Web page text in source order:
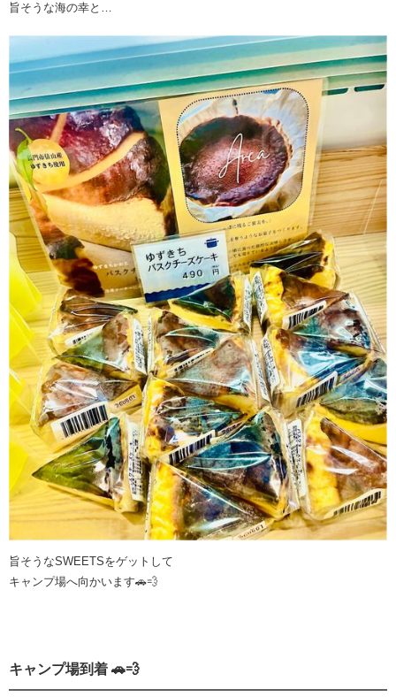
旨そうな海の幸と…
旨そうなSWEETSをゲットして
キャンプ場へ向かいます🚗💨
キャンプ場到着 🚗💨